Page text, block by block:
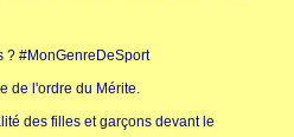
? #MonGenreDeSport
de l'ordre du Mérite.
des filles et garçons devant le